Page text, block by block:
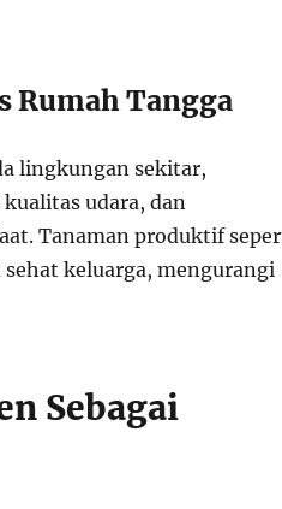
Rumah Tangga
lingkungan sekitar,
udara, dan
Tanaman produktif
keluarga, mengurangi
Sebagai